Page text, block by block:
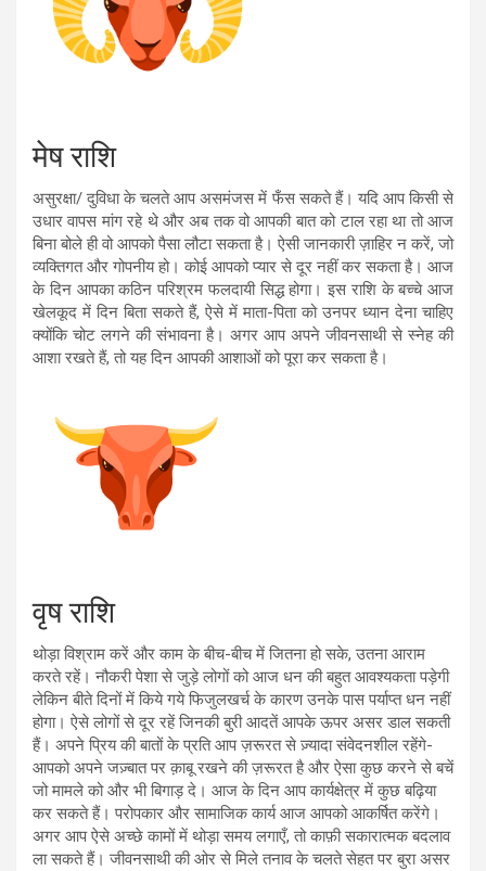
मेष राशि
असुरक्षा/ दुविधा के चलते आप असमंजस में फँस सकते हैं। यदि आप किसी से
उधार वापस मांग रहे थे और अब तक वो आपकी बात को टाल रहा था तो आज
बिना बोले ही वो आपको पैसा लौटा सकता है। ऐसी जानकारी ज़ाहिर न करें, जो
व्यक्तिगत और गोपनीय हो। कोई आपको प्यार से दूर नहीं कर सकता है। आज
के दिन आपका कठिन परिश्रम फलदायी सिद्ध होगा। इस राशि के बच्चे आज
खेलकूद में दिन बिता सकते हैं, ऐसे में माता-पिता को उनपर ध्यान देना चाहिए
क्योंकि चोट लगने की संभावना है। अगर आप अपने जीवनसाथी से स्नेह की
आशा रखते हैं, तो यह दिन आपकी आशाओं को पूरा कर सकता है।
वृष राशि
थोड़ा विश्राम करें और काम के बीच-बीच में जितना हो सके, उतना आराम
करते रहें। नौकरी पेशा से जुड़े लोगों को आज धन की बहुत आवश्यकता पड़ेगी
लेकिन बीते दिनों में किये गये फिजुलखर्च के कारण उनके पास पर्याप्त धन नहीं
होगा। ऐसे लोगों से दूर रहें जिनकी बुरी आदतें आपके ऊपर असर डाल सकती
हैं। अपने प्रिय की बातों के प्रति आप ज़रूरत से ज़्यादा संवेदनशील रहेंगे-
आपको अपने जज़्बात पर क़ाबू रखने की ज़रूरत है और ऐसा कुछ करने से बचें
जो मामले को और भी बिगाड़ दे। आज के दिन आप कार्यक्षेत्र में कुछ बढ़िया
कर सकते हैं। परोपकार और सामाजिक कार्य आज आपको आकर्षित करेंगे।
अगर आप ऐसे अच्छे कामों में थोड़ा समय लगाएँ, तो काफ़ी सकारात्मक बदलाव
ला सकते हैं। जीवनसाथी की ओर से मिले तनाव के चलते सेहत पर बुरा असर